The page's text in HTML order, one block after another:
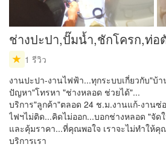
ช่างปะปา,ปั๊มน้ำ,ชักโครก,ท่อ
1 รีวิว
งานปะปา-งานไฟฟ้า...ทุกระบบเกี่ยวกับ"บ้
ปัญหา"โทรหา "ช่างหลอด ช่วยได้"...
บริการ"ลูกค้า"ตลอด 24 ช.ม.งานแก้-งานซ่
ไฟฯไม่ติด...คิดไม่ออก...บอกช่างหลอด "จั
และคุ้มราคา...ที่คุณพอใจ เราจะไม่ทำให้
บริการเรา